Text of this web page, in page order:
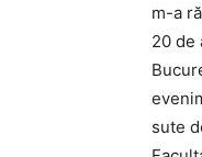
m-a
20 de
sute